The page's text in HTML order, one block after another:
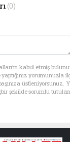
(0)
kabul etmiş
yorumunuzla
üstleniyorsunuz.
şekilde sorumlu